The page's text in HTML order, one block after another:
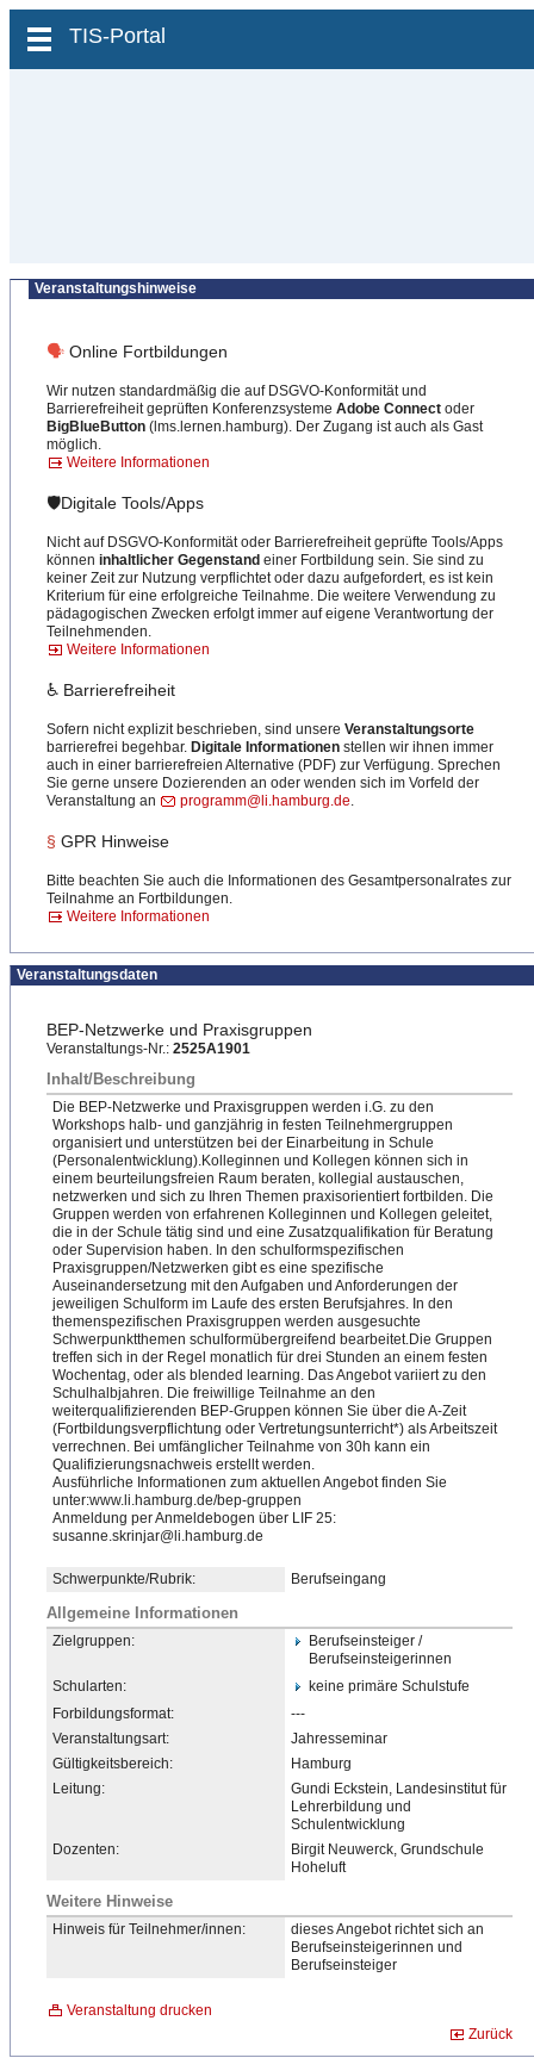
zum Inhalt wechseln
TIS-Portal
Veranstaltungshinweise
🗣 Online Fortbildungen
Wir nutzen standardmäßig die auf DSGVO-Konformität und
Barrierefreiheit geprüften Konferenzsysteme Adobe Connect oder
BigBlueButton (lms.lernen.hamburg). Der Zugang ist auch als Gast
möglich.
Weitere Informationen
🛡️Digitale Tools/Apps
Nicht auf DSGVO-Konformität oder Barrierefreiheit geprüfte Tools/Apps
können inhaltlicher Gegenstand einer Fortbildung sein. Sie sind zu
keiner Zeit zur Nutzung verpflichtet oder dazu aufgefordert, es ist kein
Kriterium für eine erfolgreiche Teilnahme. Die weitere Verwendung zu
pädagogischen Zwecken erfolgt immer auf eigene Verantwortung der
Teilnehmenden.
Weitere Informationen
♿ Barrierefreiheit
Sofern nicht explizit beschrieben, sind unsere Veranstaltungsorte
barrierefrei begehbar. Digitale Informationen stellen wir ihnen immer
auch in einer barrierefreien Alternative (PDF) zur Verfügung. Sprechen
Sie gerne unsere Dozierenden an oder wenden sich im Vorfeld der
Veranstaltung an
programm@li.hamburg.de.
§ GPR Hinweise
Bitte beachten Sie auch die Informationen des Gesamtpersonalrates zur
Teilnahme an Fortbildungen.
Weitere Informationen
Veranstaltungsdaten
BEP-Netzwerke und Praxisgruppen
Veranstaltungs-Nr.: 2525A1901
Inhalt/Beschreibung
Die BEP-Netzwerke und Praxisgruppen werden i.G. zu den
Workshops halb- und ganzjährig in festen Teilnehmergruppen
organisiert und unterstützen bei der Einarbeitung in Schule
(Personalentwicklung).Koll ​​eginnen und Kollegen können sich in
einem beurteilungsfreien Raum beraten, kollegial austauschen,
netzwerken und sich zu Ihren Themen praxisorientiert fortbilden. Die
Gruppen werden von erfahrenen Kolleginnen und Kollegen geleitet,
die in der Schule tätig sind und eine Zusatzqualifikation für Beratung
oder Supervision haben. In den schulformspezifischen
Praxisgruppen/Netzwerken gibt es eine spezifische
Auseinandersetzung mit den Aufgaben und Anforderungen der
jeweiligen Schulform im Laufe des ersten Berufsjahres. In den
themenspezifischen Praxisgruppen werden ausgesuchte
Schwerpunktthemen schulformübergreifend bearbeitet.Die Gruppen
treffen sich in der Regel monatlich für drei Stunden an einem festen
Wochentag, oder als blended learning. Das Angebot variiert zu den
Schulhalbjahren. Die freiwillige Teilnahme an den
weiterqualifizierenden BEP-Gruppen können Sie über die A-Zeit
(Fortbildungsverpflichtung ​​ oder Vertretungsunterricht*) als Arbeitszeit
verrechnen. Bei umfänglicher Teilnahme von 30h kann ein
Qualifizierungsnachweis erstellt werden.
Ausführliche Informationen zum aktuellen Angebot finden Sie
unter:www.li.hamburg.de/be​​p-gruppen
Anmeldung per Anmeldebogen über LIF 25:
susanne.skrinjar@li.hambur​​g.de
Schwerpunkte/Rubrik: Berufseingang
Allgemeine Informationen
Zielgruppen:
Berufseinsteiger /
Berufseinsteigerinnen
Schularten:
keine primäre Schulstufe
Forbildungsformat:
---
Veranstaltungsart:
Jahresseminar
Gültigkeitsbereich:
Hamburg
Leitung:
Gundi Eckstein, Landesinstitut für
Lehrerbildung und
Schulentwicklung
Dozenten:
Birgit Neuwerck, Grundschule
Hoheluft
Weitere Hinweise
Hinweis für Teilnehmer/innen:
dieses Angebot richtet sich an
Berufseinsteigerinnen und
Berufseinsteiger
Veranstaltung drucken
Zurück